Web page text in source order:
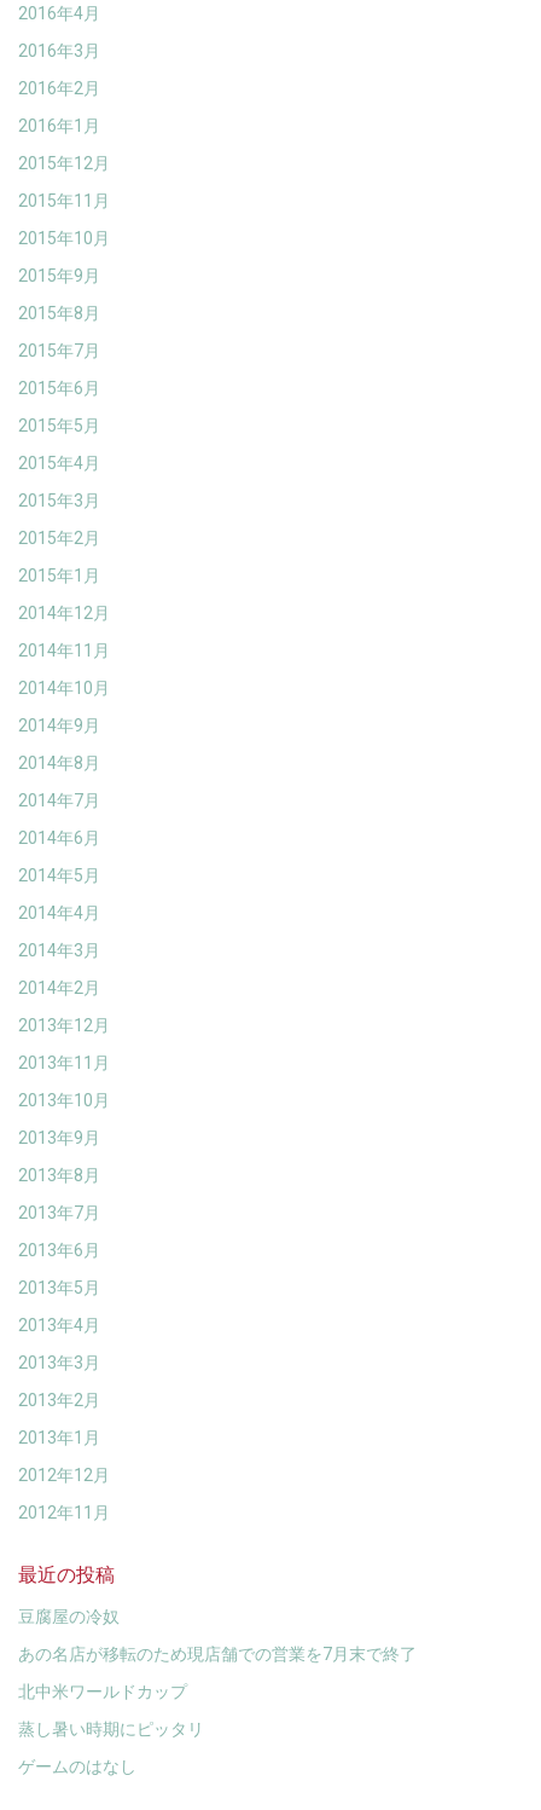
2016年4月
2016年3月
2016年2月
2016年1月
2015年12月
2015年11月
2015年10月
2015年9月
2015年8月
2015年7月
2015年6月
2015年5月
2015年4月
2015年3月
2015年2月
2015年1月
2014年12月
2014年11月
2014年10月
2014年9月
2014年8月
2014年7月
2014年6月
2014年5月
2014年4月
2014年3月
2014年2月
2013年12月
2013年11月
2013年10月
2013年9月
2013年8月
2013年7月
2013年6月
2013年5月
2013年4月
2013年3月
2013年2月
2013年1月
2012年12月
2012年11月
最近の投稿
豆腐屋の冷奴
あの名店が移転のため現店舗での営業を7月末で終了
北中米ワールドカップ
蒸し暑い時期にピッタリ
ゲームのはなし